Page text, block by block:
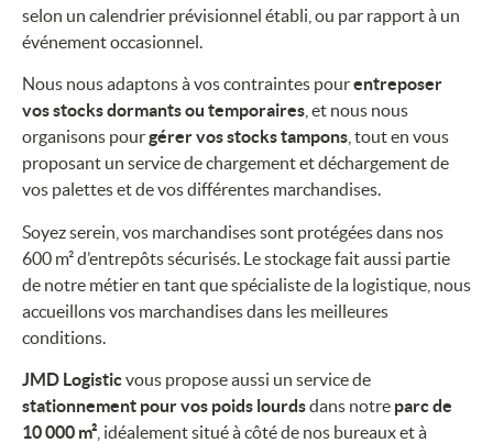
selon un calendrier prévisionnel établi, ou par rapport à un
événement occasionnel.
Nous nous adaptons à vos contraintes pourentreposer
vos stocks dormants ou temporaires , et nous nous
organisons pourgérer vos stocks tampons , tout en vous
proposant un service de chargement et déchargement de
vos palettes et de vos différentes marchandises.
Soyez serein, vos marchandises sont protégées dans nos
600 m² d’entrepôts sécurisés. Le stockage fait aussi partie
de notre métier en tant que spécialiste de la logistique, nous
accueillons vos marchandises dans les meilleures
conditions.
JMD Logisticvous propose aussi un service de
stationnement pour vos poids lourdsdans notre parc de
10 000 m² , idéalement situé à côté de nos bureaux et à